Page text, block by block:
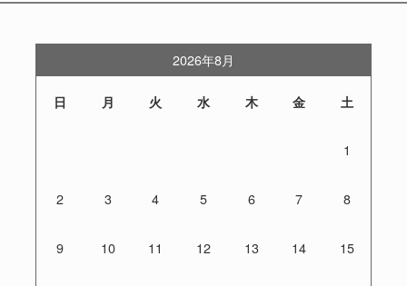
2026年8月
日 月 火 水 木 金 土
1
2 3 4 5 6 7 8
9 10 11 12 13 14 15